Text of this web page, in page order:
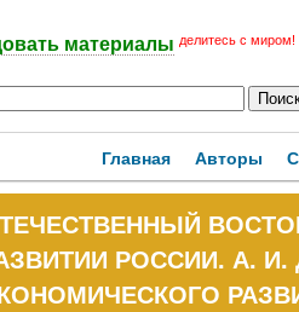
материалы делитесь с миром!
Главная Авторы
РОССИИ. А.